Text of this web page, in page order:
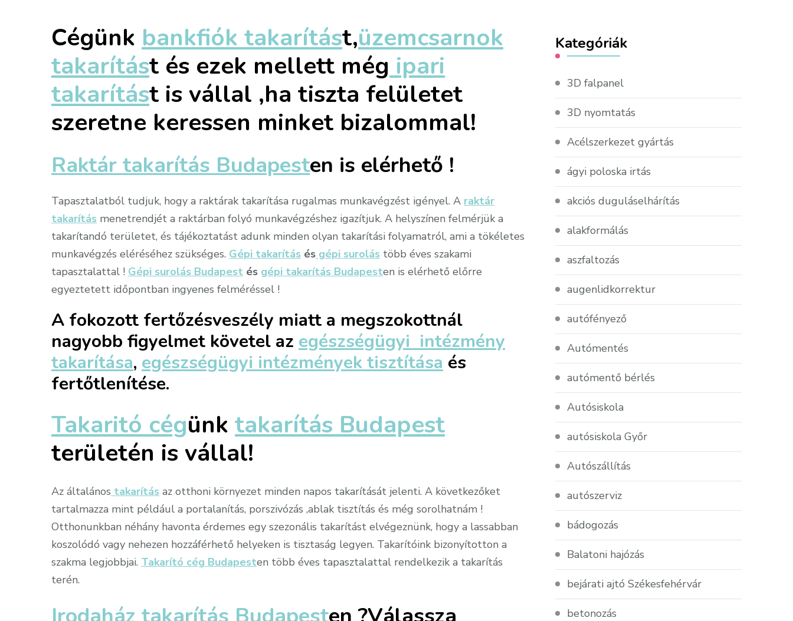
Cégünk bankfiók takarítást,üzemcsarnok
takarítást és ezek mellett még ipari
takarítást is vállal ,ha tiszta felületet
szeretne keressen minket bizalommal!
Raktár takarítás Budapesten is elérhető !
Tapasztalatból tudjuk, hogy a raktárak takarítása rugalmas munkavégzést igényel. A raktár
takarítás menetrendjét a raktárban folyó munkavégzéshez igazítjuk. A helyszínen felmérjük a
takarítandó területet, és tájékoztatást adunk minden olyan takarítási folyamatról, ami a tökéletes
munkavégzés eléréséhez szükséges. Gépi takarítás és gépi surolás több éves szakami
tapasztalattal ! Gépi surolás Budapest és gépi takarítás Budapesten is elérhető előrre
egyeztetett időpontban ingyenes felméréssel !
A fokozott fertőzésveszély miatt a megszokottnál
nagyobb figyelmet követel az egészségügyi intézmény
takarítása, egészségügyi intézmények tisztítása és
fertőtlenítése.
Takaritó cégünk takarítás Budapest
területén is vállal!
Az általános takarítás az otthoni környezet minden napos takarítását jelenti. A következőket
tartalmazza mint például a portalanítás, porszivózás ,ablak tisztítás és még sorolhatnám !
Otthonunkban néhány havonta érdemes egy szezonális takarítást elvégeznünk, hogy a lassabban
koszolódó vagy nehezen hozzáférhető helyeken is tisztaság legyen. Takarítóink bizonyítotton a
szakma legjobbjai. Takarító cég Budapesten több éves tapasztalattal rendelkezik a takarítás
terén.
Kategóriák
3D falpanel
3D nyomtatás
Acélszerkezet gyártás
ágyi poloska irtás
akciós duguláselhárítás
alakformálás
aszfaltozás
augenlidkorrektur
autófényező
Autómentés
autómentő bérlés
Autósiskola
autósiskola Győr
Autószállítás
autószerviz
bádogozás
Balatoni hajózás
bejárati ajtó Székesfehérvár
betonozás